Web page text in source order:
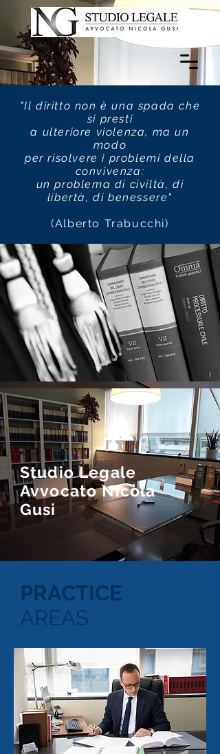
"Il diritto non è una spada che
si presti
a ulteriore violenza, ma un
modo
per risolvere i problemi della
convivenza:
un problema di civiltà, di
libertà, di benessere"
(Alberto Trabucchi)
Studio Legale
Avvocato Nicola
Gusi
PRACTICE
AREAS